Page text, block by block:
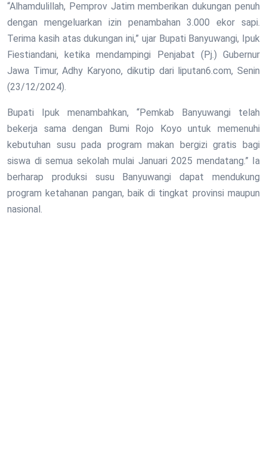
“Alhamdulillah, Pemprov Jatim memberikan dukungan penuh
dengan mengeluarkan izin penambahan 3.000 ekor sapi.
Terima kasih atas dukungan ini,” ujar Bupati Banyuwangi, Ipuk
Fiestiandani, ketika mendampingi Penjabat (Pj.) Gubernur
Jawa Timur, Adhy Karyono, dikutip dari liputan6.com, Senin
(23/12/2024).
Bupati Ipuk menambahkan, “Pemkab Banyuwangi telah
bekerja sama dengan Bumi Rojo Koyo untuk memenuhi
kebutuhan susu pada program makan bergizi gratis bagi
siswa di semua sekolah mulai Januari 2025 mendatang.” Ia
berharap produksi susu Banyuwangi dapat mendukung
program ketahanan pangan, baik di tingkat provinsi maupun
nasional.